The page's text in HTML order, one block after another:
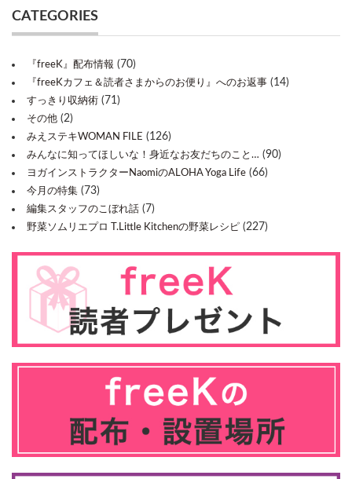
CATEGORIES
『freeK』配布情報 (70)
『freeKカフェ＆読者さまからのお便り』へのお返事 (14)
すっきり収納術 (71)
その他 (2)
みえステキWOMAN FILE (126)
みんなに知ってほしいな！身近なお友だちのこと… (90)
ヨガインストラクターNaomiのALOHA Yoga Life (66)
今月の特集 (73)
編集スタッフのこぼれ話 (7)
野菜ソムリエプロ T.Little Kitchenの野菜レシピ (227)